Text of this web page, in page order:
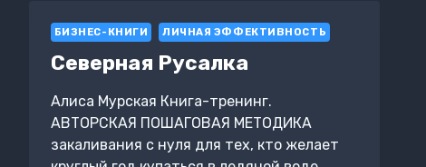
ПРЕГРАДАМИ
БИЗНЕС-КНИГИ ЛИЧНАЯ ЭФФЕКТИВНОСТЬ
Северная Русалка
Алиса Мурская Книга-тренинг.
АВТОРСКАЯ ПОШАГОВАЯ МЕТОДИКА
закаливания с нуля для тех, кто желает